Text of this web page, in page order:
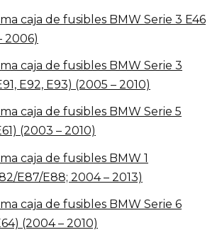
caja de fusibles BMW Serie 3 E46
2006)
caja de fusibles BMW Serie 3
E92, E93) (2005 – 2010)
caja de fusibles BMW Serie 5
(2003 – 2010)
caja de fusibles BMW 1
E87/E88; 2004 – 2013)
caja de fusibles BMW Serie 6
(2004 – 2010)